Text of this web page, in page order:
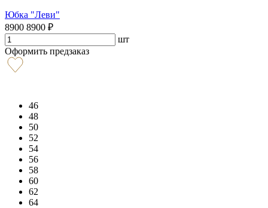
Юбка "Леви"
8900 8900 ₽
шт
Оформить предзаказ
46
48
50
52
54
56
58
60
62
64